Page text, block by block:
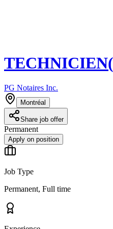
PG Notaires Inc.
Montréal
Share job offer
Permanent
Apply on position
Job Type
Permanent, Full time